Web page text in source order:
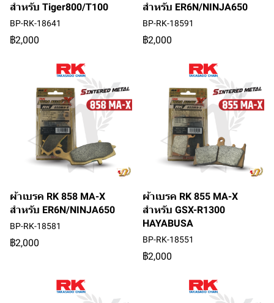
สำหรับ Tiger800/T100
BP-RK-18641
฿2,000
สำหรับ ER6N/NINJA650
BP-RK-18591
฿2,000
ผ้าเบรค RK 858 MA-X
สำหรับ ER6N/NINJA650
BP-RK-18581
฿2,000
ผ้าเบรค RK 855 MA-X
สำหรับ GSX-R1300
HAYABUSA
BP-RK-18551
฿2,000